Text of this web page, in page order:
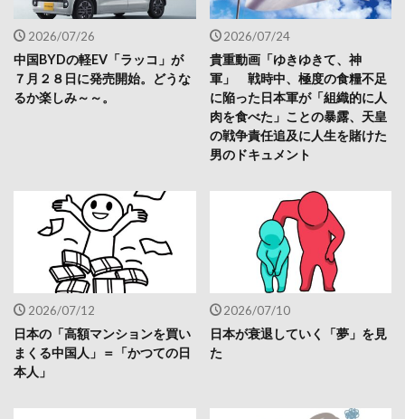
2026/07/26
中国BYDの軽EV「ラッコ」が
７月２８日に発売開始。どうな
るか楽しみ～～。
2026/07/24
貴重動画「ゆきゆきて、神
軍」 戦時中、極度の食糧不足
に陥った日本軍が「組織的に人
肉を食べた」ことの暴露、天皇
の戦争責任追及に人生を賭けた
男のドキュメント
2026/07/12
日本の「高額マンションを買い
まくる中国人」＝「かつての日
本人」
2026/07/10
日本が衰退していく「夢」を見
た